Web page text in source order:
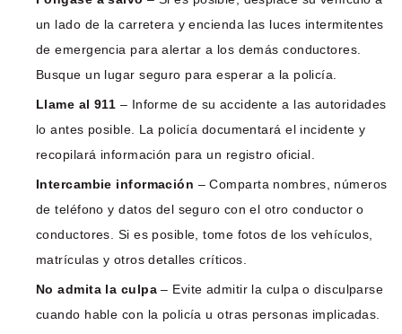
un lado de la carretera y encienda las luces intermitentes
de emergencia para alertar a los demás conductores.
Busque un lugar seguro para esperar a la policía.
Llame al 911 – Informe de su accidente a las autoridades
lo antes posible. La policía documentará el incidente y
recopilará información para un registro oficial.
Intercambie información – Comparta nombres, números
de teléfono y datos del seguro con el otro conductor o
conductores. Si es posible, tome fotos de los vehículos,
matrículas y otros detalles críticos.
No admita la culpa– Evite admitir la culpa o disculparse
cuando hable con la policía u otras personas implicadas.